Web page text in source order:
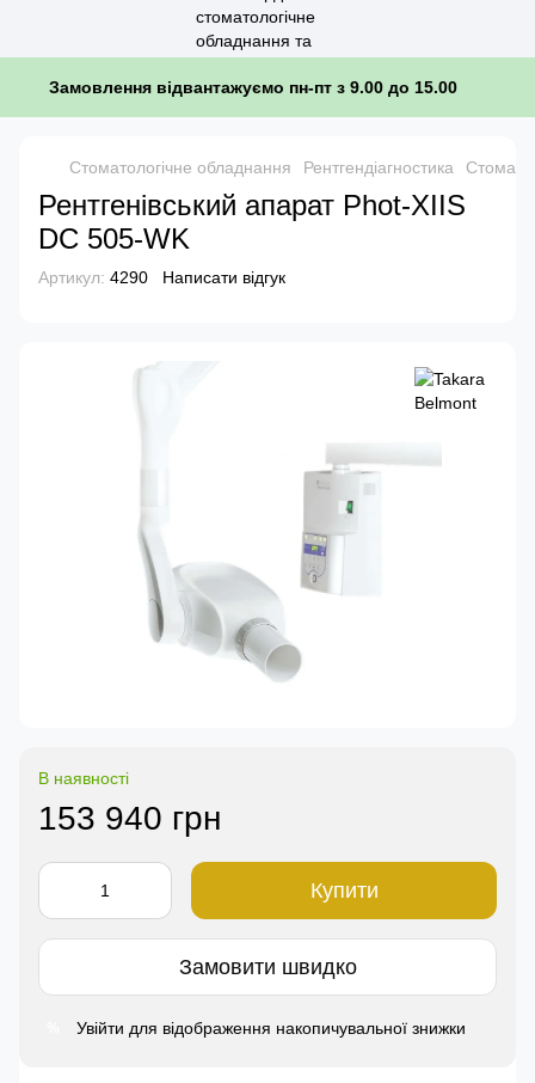
Замовлення відвантажуємо пн-пт з 9.00 до 15.00
Стоматологічне обладнання Рентгендіагностика
Рентгенівський апарат Phot-XIIS
DC 505-WK
Артикул: 4290 Написати відгук
В наявності
153 940 грн
Купити
Замовити швидко
Увійти для відображення накопичувальної знижки